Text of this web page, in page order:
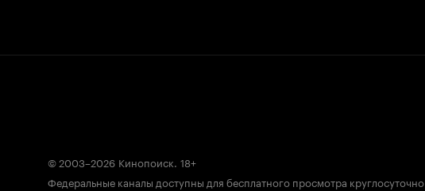
© 2003–2026 Кинопоиск. 18+
Федеральные каналы доступны для бесплатного просмотра круглосуточно